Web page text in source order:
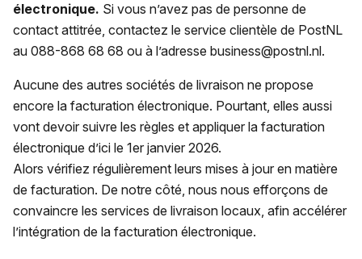
électronique. Si vous n’avez pas de personne de
contact attitrée, contactez le service clientèle de PostNL
au 088-868 68 68 ou à l’adresse business@postnl.nl.
Aucune des autres sociétés de livraison ne propose
encore la facturation électronique. Pourtant, elles aussi
vont devoir suivre les règles et appliquer la facturation
électronique d’ici le 1er janvier 2026.
Alors vérifiez régulièrement leurs mises à jour en matière
de facturation. De notre côté, nous nous efforçons de
convaincre les services de livraison locaux, afin accélérer
l’intégration de la facturation électronique.